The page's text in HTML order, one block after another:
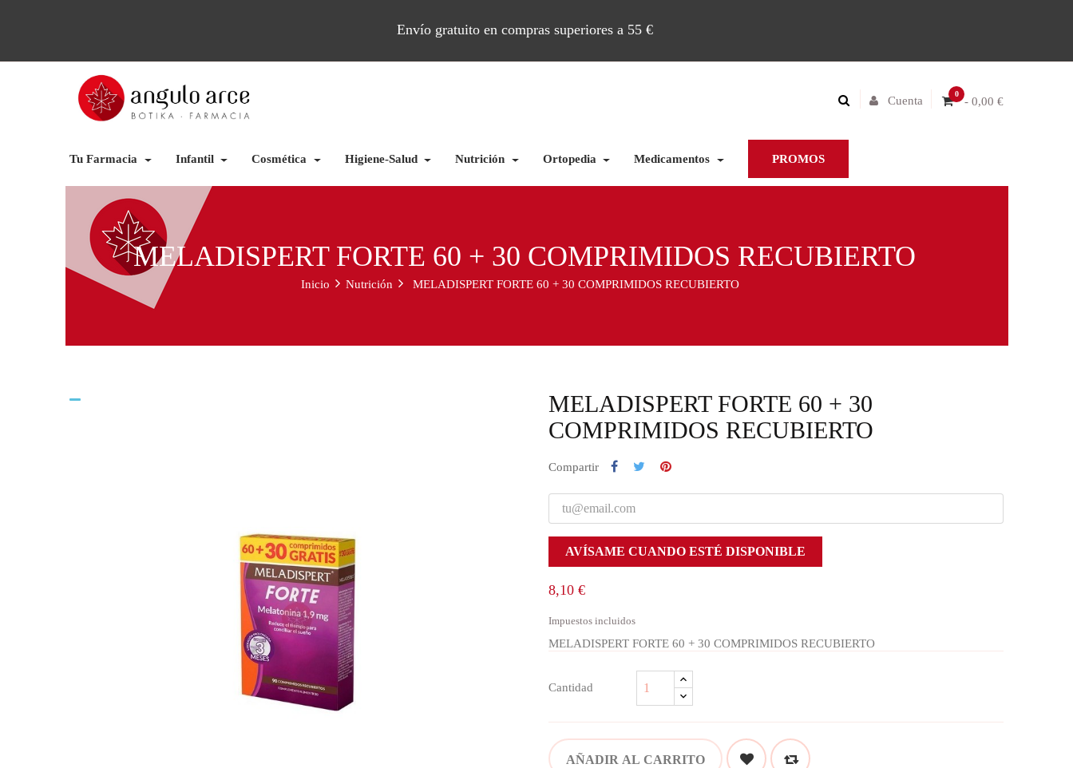
Envío gratuito en compras superiores a 55 €
0
- 0,00 €
Cuenta
Tu Farmacia Infantil Cosmética Higiene-Salud Nutrición Ortopedia Medicamentos PROMOS
MELADISPERT FORTE 60 + 30 COMPRIMIDOS RECUBIERTO
Inicio Nutrición MELADISPERT FORTE 60 + 30 COMPRIMIDOS RECUBIERTO
MELADISPERT FORTE 60 + 30
COMPRIMIDOS RECUBIERTO
Compartir
AVÍSAME CUANDO ESTÉ DISPONIBLE
8,10 €
Impuestos incluidos
MELADISPERT FORTE 60 + 30 COMPRIMIDOS RECUBIERTO
Cantidad
AÑADIR AL CARRITO